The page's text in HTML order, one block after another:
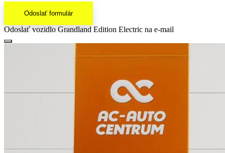
Odoslať formulár
Odoslať vozidlo Grandland Edition Electric na e-mail